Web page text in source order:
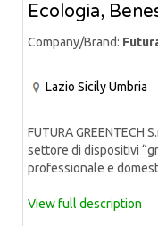
Ecologia,
Company/Brand:
Lazio SicilyUmbria
FUTURA GREENTECH
settore di dispositivi
professionale e
View full description